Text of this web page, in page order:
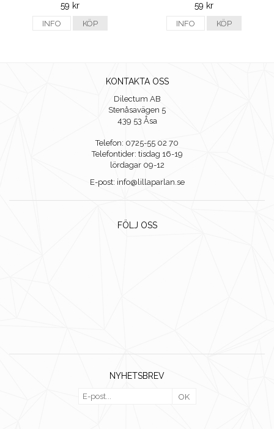
59 kr
INFO KÖP
59 kr
INFO KÖP
KONTAKTA OSS
Dilectum AB
Stenåsavägen 5
439 53 Åsa
Telefon: 0725-55 02 70
Telefontider: tisdag 16-19
lördagar 09-12
E-post: info@lillaparlan.se
FÖLJ OSS
NYHETSBREV
OK